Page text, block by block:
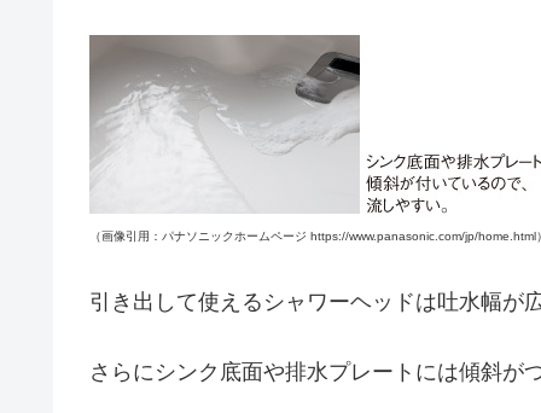
（画像引用：パナソニックホームページ https://www.panasonic.com/jp/home.html
引き出して使えるシャワーヘッドは吐水幅が
さらにシンク底面や排水プレートには傾斜が